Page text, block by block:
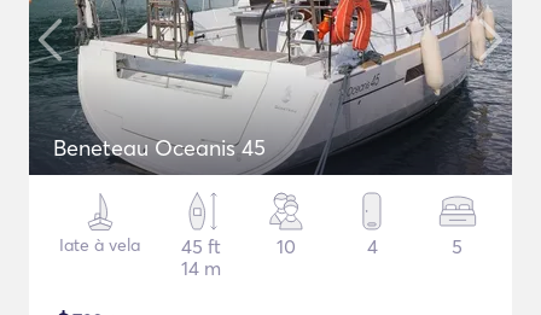
Beneteau Oceanis 45
Iate à vela
45 ft
14 m
10 4 5